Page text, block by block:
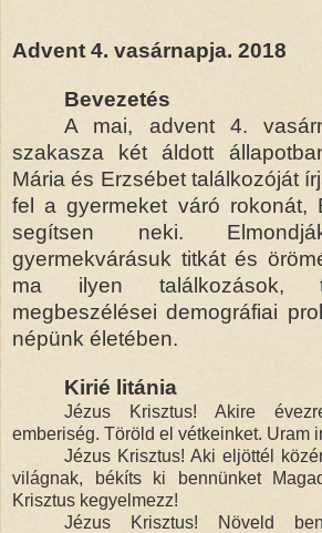
Advent 4. vasárnapja. 2018
Bevezetés
A mai, advent 4.
szakasza két áldott
Mária és Erzsébet találkozóját
fel a gyermeket váró rokonát,
segítsen neki.
gyermekvárásuk titkát és
ma ilyen találkozások,
megbeszélései demográfiai
népünk életében.
Kirié litánia
Jézus Krisztus! Akire
emberiség. Töröld el vétkeinket. Uram
Jézus Krisztus! Aki eljöttél
világnak, békíts ki bennünket
Krisztus kegyelmezz!
Jézus Krisztus! Növeld